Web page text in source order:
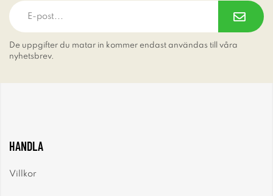
De uppgifter du matar in kommer endast användas till våra
nyhetsbrev.
HANDLA
Villkor